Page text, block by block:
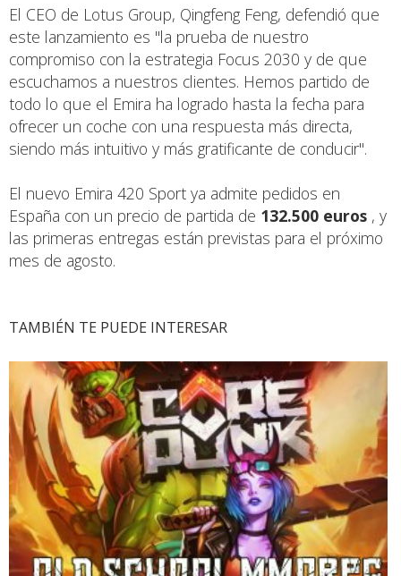
El CEO de Lotus Group, Qingfeng Feng, defendió que
este lanzamiento es "la prueba de nuestro
compromiso con la estrategia Focus 2030 y de que
escuchamos a nuestros clientes. Hemos partido de
todo lo que el Emira ha logrado hasta la fecha para
ofrecer un coche con una respuesta más directa,
siendo más intuitivo y más gratificante de conducir".
El nuevo Emira 420 Sport ya admite pedidos en
España con un precio de partida de 132.500 euros , y
las primeras entregas están previstas para el próximo
mes de agosto.
TAMBIÉN TE PUEDE INTERESAR